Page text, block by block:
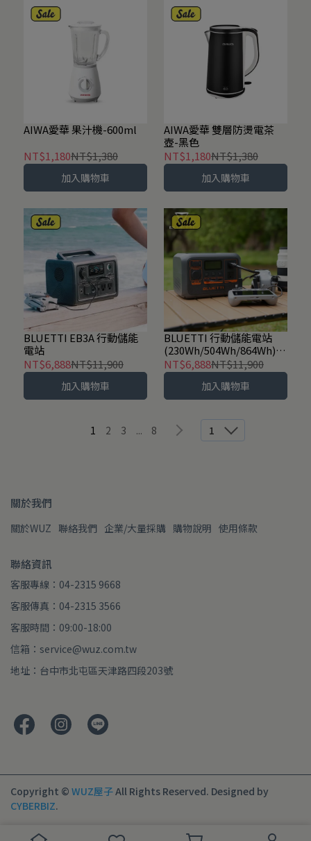
AIWA愛華 果汁機-600ml
NT$1,180NT$1,380
加入購物車
AIWA愛華 雙層防燙電茶
壺-黑色
NT$1,180NT$1,380
加入購物車
BLUETTI EB3A 行動儲能
電站
NT$6,888NT$11,900
加入購物車
BLUETTI 行動儲能電站
(230Wh/504Wh/864Wh)-
共3款
NT$6,888NT$11,900
加入購物車
1 2 3 ... 8 1
關於我們
關於WUZ 聯絡我們 企業/大量採購 購物說明 使用條款
聯絡資訊
客服專線：04-2315 9668
客服傳真：04-2315 3566
客服時間：09:00-18:00
信箱：service@wuz.com.tw
地址：台中市北屯區天津路四段203號
Copyright © WUZ屋子All Rights Reserved. Designed by
CYBERBIZ.